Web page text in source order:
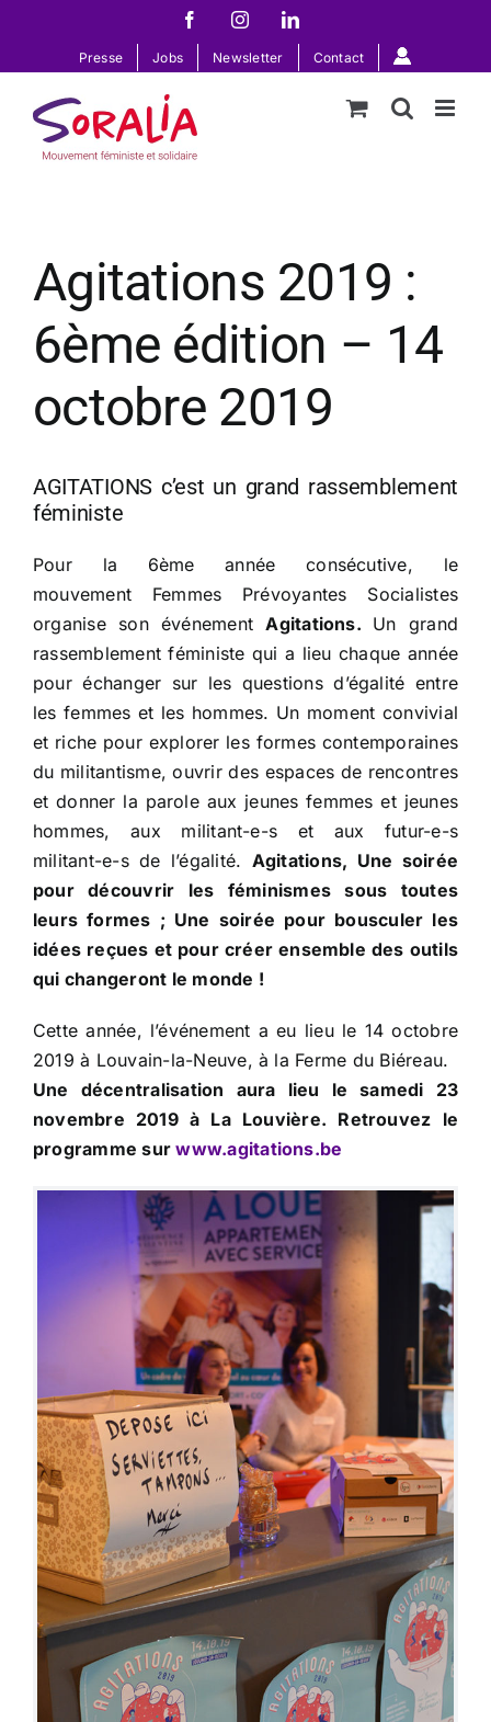
contenu
FacebookInstagramLinkedIn
Presse Jobs Newsletter Contact
Agitations 2019 :
6ème édition – 14
octobre 2019
AGITATIONS c’est un grand rassemblement
féministe
Pour la 6ème année consécutive, le
mouvement Femmes Prévoyantes Socialistes
organise son événementAgitations. Un grand
rassemblement féministe qui a lieu chaque année
pour échanger sur les questions d’égalité entre
les femmes et les hommes. Un moment convivial
et riche pour explorer les formes contemporaines
du militantisme, ouvrir des espaces de rencontres
et donner la parole aux jeunes femmes et jeunes
hommes, aux militant-e-s et aux futur-e-s
militant-e-s de l’égalité. Agitations, Une soirée
pour découvrir les féminismes sous toutes
leurs formes ; Une soirée pour bousculer les
idées reçues et pour créer ensemble des outils
qui changeront le monde !
Cette année, l’événement a eu lieu le 14 octobre
2019 à Louvain-la-Neuve, à la Ferme du Biéreau.
Une décentralisation aura lieu le samedi 23
novembre 2019 à La Louvière. Retrouvez le
programme surwww.agitations.be